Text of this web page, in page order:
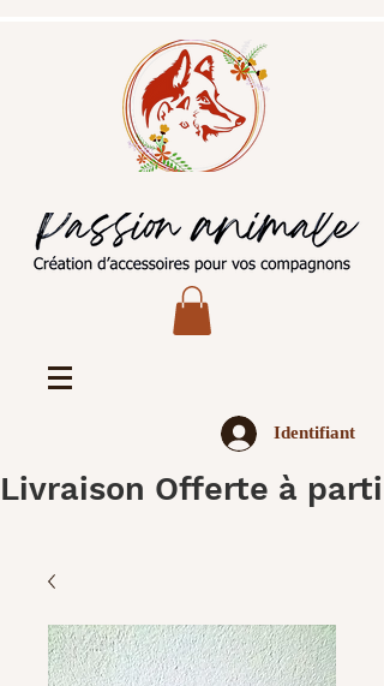
Identifiant
Livraison Offerte à